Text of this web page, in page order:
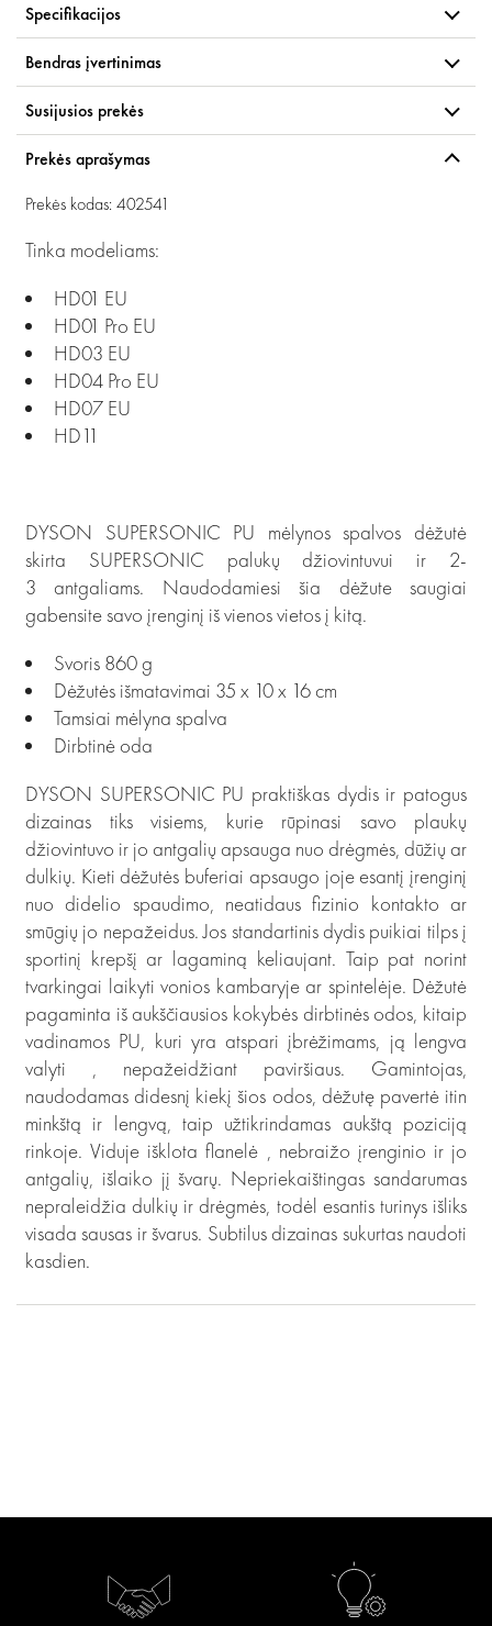
Specifikacijos
Bendras įvertinimas
Susijusios prekės
Prekės aprašymas
Prekės kodas: 402541
Tinka modeliams:
HD01 EU
HD01 Pro EU
HD03 EU
HD04 Pro EU
HD07 EU
HD11
DYSON SUPERSONIC PU mėlynos spalvos dėžutė
skirta SUPERSONIC palukų džiovintuvui ir 2-
3 antgaliams. Naudodamiesi šia dėžute saugiai
gabensite savo įrenginį iš vienos vietos į kitą.
Svoris 860 g
Dėžutės išmatavimai 35 x 10 x 16 cm
Tamsiai mėlyna spalva
Dirbtinė oda
DYSON SUPERSONIC PU praktiškas dydis ir patogus
dizainas tiks visiems, kurie rūpinasi savo plaukų
džiovintuvo ir jo antgalių apsauga nuo drėgmės, dūžių ar
dulkių. Kieti dėžutės buferiai apsaugo joje esantį įrenginį
nuo didelio spaudimo, neatidaus fizinio kontakto ar
smūgių jo nepažeidus. Jos standartinis dydis puikiai tilps į
sportinį krepšį ar lagaminą keliaujant. Taip pat norint
tvarkingai laikyti vonios kambaryje ar spintelėje. Dėžutė
pagaminta iš aukščiausios kokybės dirbtinės odos, kitaip
vadinamos PU, kuri yra atspari įbrėžimams, ją lengva
valyti , nepažeidžiant paviršiaus. Gamintojas,
naudodamas didesnį kiekį šios odos, dėžutę pavertė itin
minkštą ir lengvą, taip užtikrindamas aukštą poziciją
rinkoje. Viduje išklota flanelė , nebraižo įrenginio ir jo
antgalių, išlaiko jį švarų. Nepriekaištingas sandarumas
nepraleidžia dulkių ir drėgmės, todėl esantis turinys išliks
visada sausas ir švarus. Subtilus dizainas sukurtas naudoti
kasdien.